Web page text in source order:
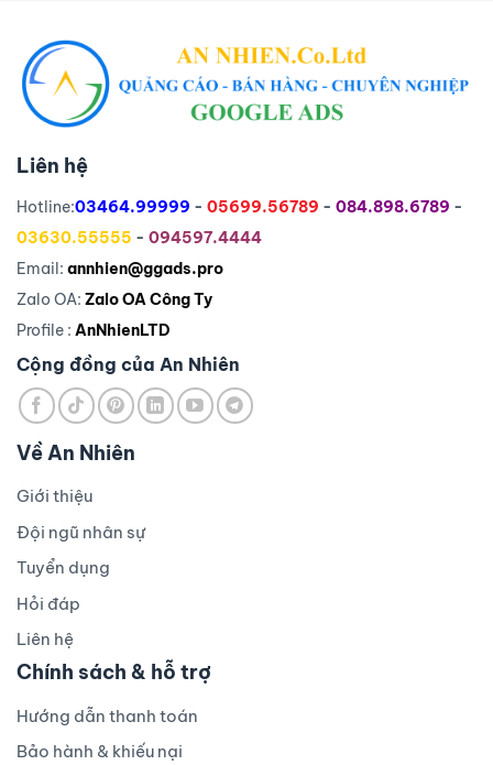
Liên hệ
Hotline:03464.99999 - 05699.56789 - 084.898.6789 -
03630.55555 - 094597.4444
Email: annhien@ggads.pro
Zalo OA: Zalo OA Công Ty
Profile : AnNhienLTD
Cộng đồng của An Nhiên
Về An Nhiên
Giới thiệu
Đội ngũ nhân sự
Tuyển dụng
Hỏi đáp
Liên hệ
Chính sách & hỗ trợ
Hướng dẫn thanh toán
Bảo hành & khiếu nại